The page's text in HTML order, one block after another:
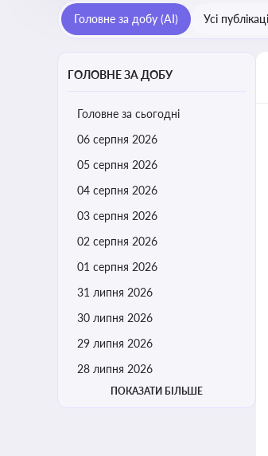
Головне за добу (AI) Усі
ГОЛОВНЕ ЗА ДОБУ
Головне за сьогодні
06 серпня 2026
05 серпня 2026
04 серпня 2026
03 серпня 2026
02 серпня 2026
01 серпня 2026
31 липня 2026
30 липня 2026
29 липня 2026
28 липня 2026
ПОКАЗАТИ БІЛЬШЕ